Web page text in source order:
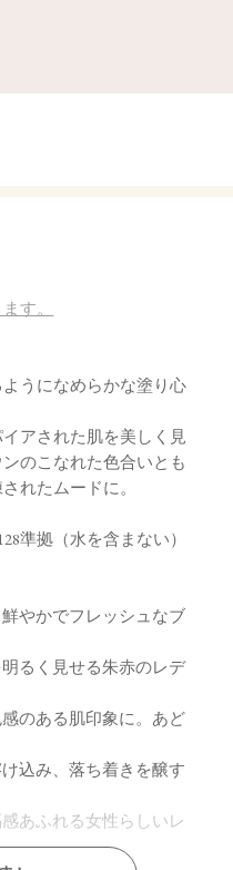
す。
うになめらかな塗り心
アされた肌を美しく見
のこなれた色合いとも
れたムードに。
準拠（水を含まない）
やかでフレッシュなブ
るく見せる朱赤のレデ
のある肌印象に。あど
込み、落ち着きを醸す
あふれる女性らしいレ